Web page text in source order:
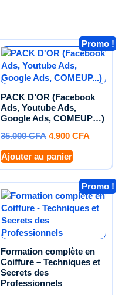
Promo !
PACK D’OR (Facebook
Ads, Youtube Ads,
Google Ads, COMEUP…)
35.000CFA 4.900 CFA
Ajouter au panier
Promo !
Formation complète en
Coiffure – Techniques et
Secrets des
Professionnels